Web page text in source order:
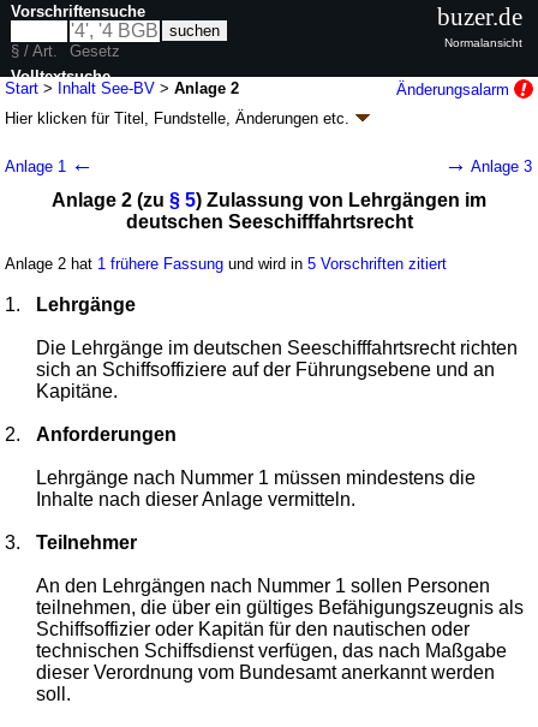
Start > Inhalt See-BV >Anlage 2
Änderungsalarm
Hier klicken fürTitel, Fundstelle, Änderungen etc.
(See-BV)
V. v. 08.05.2014BGBl. I S. 460(Nr. 19); zuletzt geändert durch Artikel 4
BGBl. 2025 I Nr. 100
6 weitere Fassungen | wird in 27 Vorschriften zitiert
Teil 11 Schlussbestimmungen
Anlage 1 ← → Anlage 3
Anlage 2 (zu § 5) Zulassung von Lehrgängen im
deutschen Seeschifffahrtsrecht
Anlage 2 hat 1 frühere Fassung und wird in5 Vorschriften zitiert
1. Lehrgänge
Die Lehrgänge im deutschen Seeschifffahrtsrecht richten
sich an Schiffsoffiziere auf der Führungsebene und an
Kapitäne.
2. Anforderungen
Lehrgänge nach Nummer 1 müssen mindestens die
Inhalte nach dieser Anlage vermitteln.
3. Teilnehmer
An den Lehrgängen nach Nummer 1 sollen Personen
teilnehmen, die über ein gültiges Befähigungszeugnis als
Schiffsoffizier oder Kapitän für den nautischen oder
technischen Schiffsdienst verfügen, das nach Maßgabe
dieser Verordnung vom Bundesamt anerkannt werden
soll.
Vorschriftensuche
§ / Art.
Gesetz
Volltextsuche
nur in See-BV
buzer.de
Normalansicht